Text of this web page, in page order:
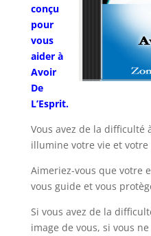
conçu
pour
vous
aider à
Avoir
De
L’Esprit.
Vous avez de la difficulté
illumine votre vie et votre
Aimeriez-vous que votre
vous guide et vous
Si vous avez de la
image de vous, si vous